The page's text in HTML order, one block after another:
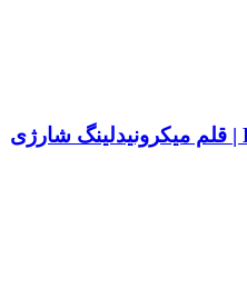
دستگاه درماپن Dr.Pen A1W | قلم میکرونیدلینگ شارژی